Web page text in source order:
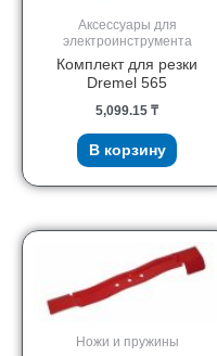
Аксессуары для
электроинструмента
Комплект для резки
Dremel 565
5,099.15 ₸
В корзину
Ножи и пружины